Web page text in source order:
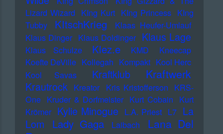
Lizard Wizard KIng Kurt KIng Princess KIng
Tubby
KItschKrieg
Klaas Heufer-Umlauf
Klaus Dinger Klaus Doldinger Klaus Lage
Klaus Schulze Klez.e KMD
Kneecap
Koefte DeVille Kollegah Kompakt Kool Herc
Kool Savas
Kraftklub Kraftwerk
Krautrock Kreator Kris Kristofferson KRS-
One Kruder & Dorfmeister Kurt Cobain Kurt
Krömer Kylie Minogue L.A. Priest L7 La
Lom
Lady Gaga Laibach
Lana Del